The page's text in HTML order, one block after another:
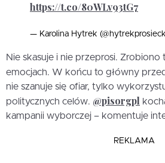
https://t.co/80WLv93tG7
— Karolina Hytrek
Nie skasuje i nie przeprosi. Zrobiono
emocjach. W końcu to główny
nie szanuje się ofiar, tylko
politycznych celów. @pisorgpl
kampanii wyborczej – komentuje
REKLAMA